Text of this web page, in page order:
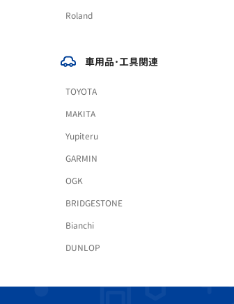
Roland
車用品･工具関連
TOYOTA
MAKITA
Yupiteru
GARMIN
OGK
BRIDGESTONE
Bianchi
DUNLOP